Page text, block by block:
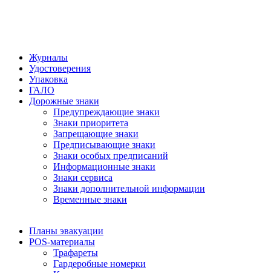
Журналы
Удостоверения
Упаковка
ГАЛО
Дорожные знаки
Предупреждающие знаки
Знаки приоритета
Запрещающие знаки
Предписывающие знаки
Знаки особых предписаний
Информационные знаки
Знаки сервиса
Знаки дополнительной информации
Временные знаки
Планы эвакуации
POS-материалы
Трафареты
Гардеробные номерки